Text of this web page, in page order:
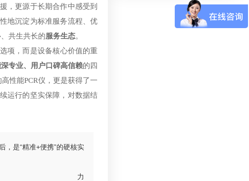
，更源于长期合作中感受到
地沉淀为标准服务流程、优
共生共长的服务生态。
项，而是设备核心价值的重
专业、用户口碑高信赖的四
性能PCR仪，更是获得了一
运行的坚实保障，对数据结
，是“精准+便携”的硬核实
力